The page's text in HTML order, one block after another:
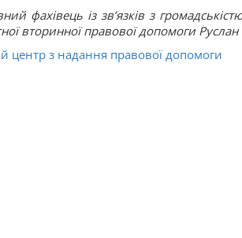
фахівець із зв’язків з
вторинної правової допомоги
центр з надання правової допомоги